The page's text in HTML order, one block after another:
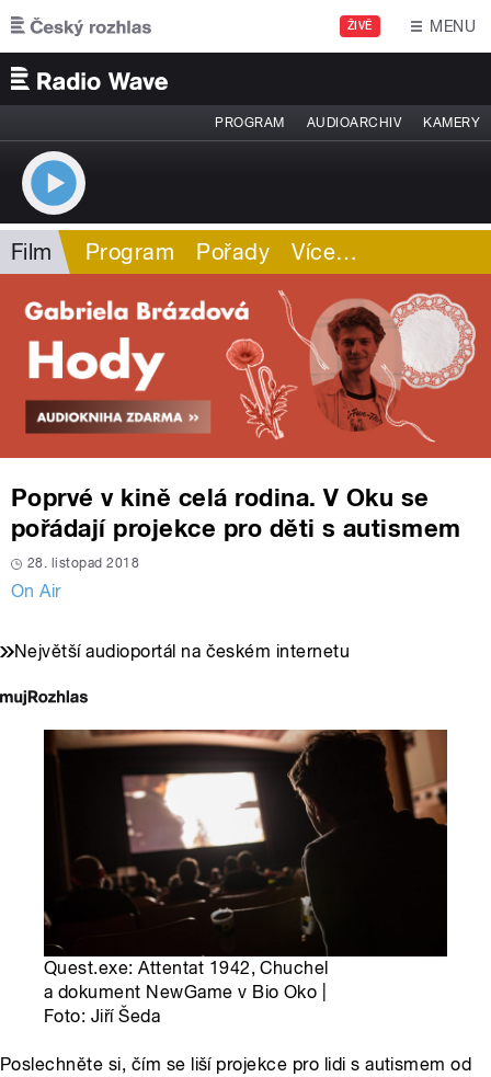
Přejít k hlavnímu obsahu
ŽIVĚ MENU
PROGRAM AUDIOARCHIV KAMERY
Film Program Pořady Více…
Poprvé v kině celá rodina. V Oku se
pořádají projekce pro děti s autismem
28. listopad 2018
On Air
Největší audioportál na českém internetu
Quest.exe: Attentat 1942, Chuchel
a dokument NewGame v Bio Oko |
Foto: Jiří Šeda
Poslechněte si, čím se liší projekce pro lidi s autismem od